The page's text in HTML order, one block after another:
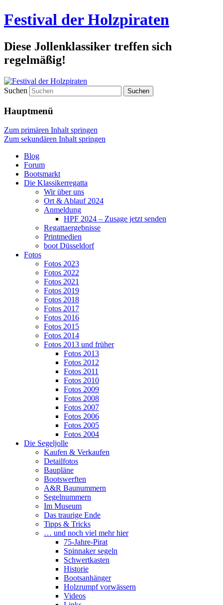
Festival der Holzpiraten
Diese Jollenklassiker treffen sich
regelmäßig!
Suchen
Hauptmenü
Zum primären Inhalt springen
Zum sekundären Inhalt springen
Blog
Forum
Bootsmarkt
Die Klassikerregatta
Wir über uns
Ort & Ablauf 2024
Anmeldung
HPF 2024 – Zusage jetzt senden
Regattaergebnisse
Printmedien
boot Düsseldorf
Fotos
Fotos 2023
Fotos 2022
Fotos 2021
Fotos 2019
Fotos 2018
Fotos 2017
Fotos 2016
Fotos 2015
Fotos 2014
Fotos 2013 und früher
Fotos 2013
Fotos 2012
Fotos 2011
Fotos 2010
Fotos 2009
Fotos 2008
Fotos 2007
Fotos 2006
Fotos 2005
Fotos 2004
Die Segeljolle
Kaufen & Verkaufen
Detailfotos
Baupläne
Bootswerften
A&R Baunummern
Segelnummern
Im Museum
Das traurige Ende
Tipps & Tricks
… und noch viel mehr hier
75-Jahre-Pirat
Spinnaker segeln
Schwertkasten
Historie
Bootsanhänger
Holzrumpf vorwässern
Videos